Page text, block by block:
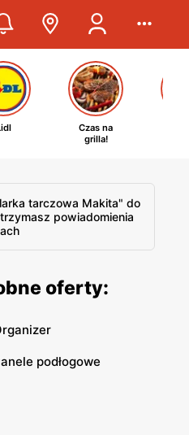
Czas na
grilla!
tarczowa Makita" do
powiadomienia
oferty:
podłogowe